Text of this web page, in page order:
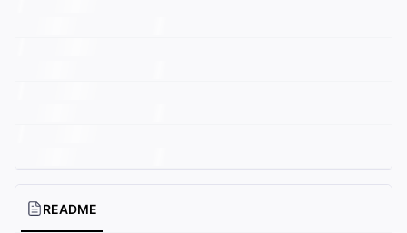
README